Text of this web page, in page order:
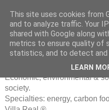
Economic, environmental &
society.
Specialties: energy, carbon
This site uses cookies from
and to analyze traffic. Your
shared with Google along
metrics to ensure quality of
statistics, and to detect and
LEARN